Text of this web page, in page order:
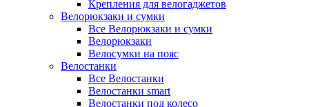
Крепления для велогаджетов
Велорюкзаки и сумки
Все Велорюкзаки и сумки
Велорюкзаки
Велосумки на пояс
Велостанки
Все Велостанки
Велостанки smart
Велостанки под колесо